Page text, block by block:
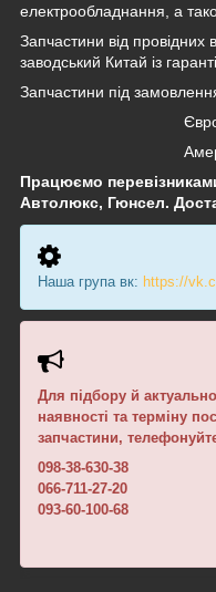
електрообладнання, а
Запчастини від провідних
заводський Китай із
Запчастини під
Європа та
Америка та
Працюємо
Автолюкс, Гюнсел.
Наша група вк: https://
Для підбору й
наявності та терміну
запчастини,
098-38-630-38
066-711-27-20
093-60-100-68